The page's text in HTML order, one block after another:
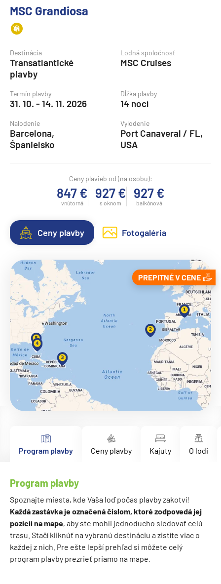
MSC Grandiosa
Destinácia
Transatlantické
plavby
Lodná spoločnosť
MSC Cruises
Termín plavby
31. 10. - 14. 11. 2026
Dĺžka plavby
14 nocí
Nalodenie
Barcelona,
Španielsko
Vylodenie
Port Canaveral / FL,
USA
Ceny plavieb od (na osobu):
847 €
vnútorná
927 €
s oknom
927 €
balkónová
Ceny plavby Fotogaléria
PREPITNÉ V CENE
Program plavby Ceny plavby Kajuty O lodi
Program plavby
Spoznajte miesta, kde Vaša loď počas plavby zakotví!
Každá zastávka je označená číslom, ktoré zodpovedá jej
pozícii na mape, aby ste mohli jednoducho sledovať celú
trasu. Stačí kliknúť na vybranú destináciu a zistíte viac o
každej z nich. Pre ešte lepší prehľad si môžete celý
program plavby prezrieť priamo na mape.